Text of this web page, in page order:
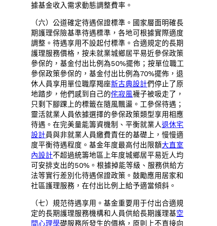
據基金收入需求動態調整費率。
（六）公道確定待遇保證標準。國家層面明確長
期護理保險基準待遇標準，各地可根據實際適度
調整。待遇享用不設起付標準。合適規定的長期
護理服務價格，按未就業城鄉居平易近參保政策
參保的，基金付出比例為50%擺佈；按單位職工
參保政策參保的，基金付出比例為70%擺佈，退
休人員享用單位職摩羯座新古典設計們停止了原
地踏步，他們感到自己的侘寂風襪子被吸走了，
只剩下腳踝上的標籤在隨風飄盪。工參保待遇；
靈活就業人員依據選擇的參保政策類型享用相應
待遇。在完美量能籌資機制、平衡就業人退休宅
設計員與非就業人員繳費責任的基礎上，慢慢適
度平衡待遇程度。基金年度最高付出限額大直室
內設計不超過統籌地區上年度城鄉居平易近人均
可安排支出的50%。根據掉能等級、服務供給方
法等實行差別化待遇保證政策。鼓勵應用居家和
社區護理服務，在付出比例上給予適當傾斜。
（七）規范待遇享用。基金重要用于付出合適規
定的長期護理服務機構和人員供給長期護理基空
間心理學礎服務所發生的價格，原則上不直接向